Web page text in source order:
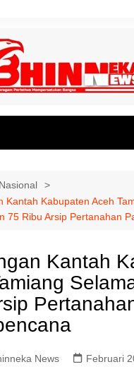
Nasional
Kantah Kabupaten Aceh
75 Ribu Arsip Pertanahan
Kantah
News Februari